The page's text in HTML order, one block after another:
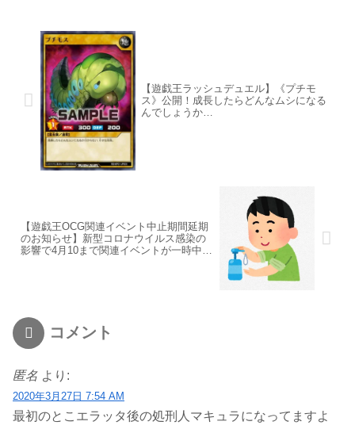
【遊戯王ラッシュデュエル】《プチモ
ス》公開！成長したらどんなムシになる
んでしょうか…
【遊戯王OCG関連イベント中止期間延期
のお知らせ】新型コロナウイルス感染の
影響で4月10まで関連イベントが一時中止
コメント
匿名 より:
2020年3月27日 7:54 AM
最初のとこエラッタ後の処刑人マキュラになってますよ